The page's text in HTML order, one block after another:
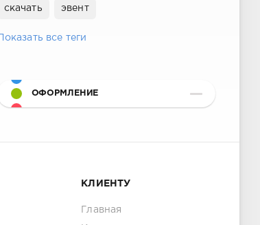
скачать эвент
Показать все теги
ОФОРМЛЕНИЕ
КЛИЕНТУ
Главная